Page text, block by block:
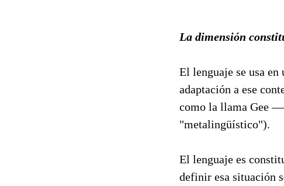
La dimensión
El lenguaje se usa
adaptación a ese
como la llama Gee
"metalingüístico").
El lenguaje es
definir esa situación